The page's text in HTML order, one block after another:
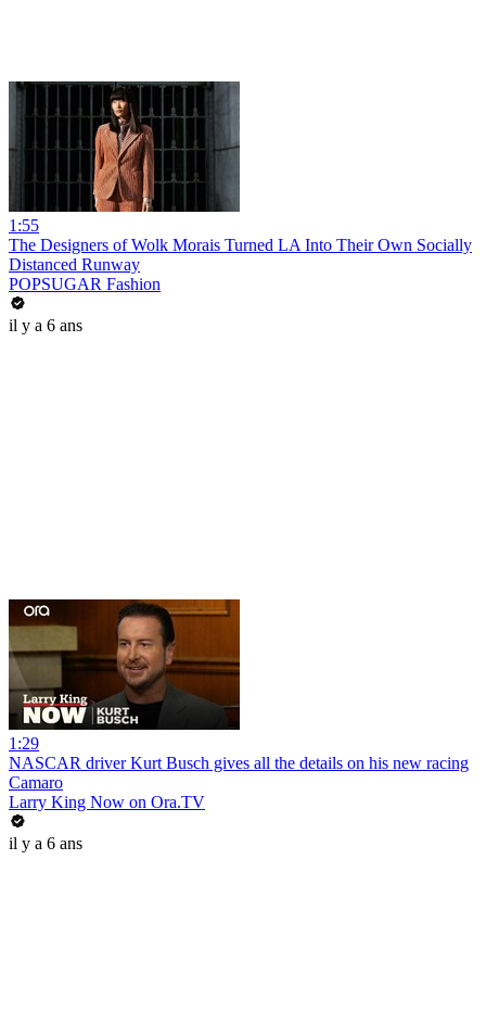
1:55
The Designers of Wolk Morais Turned LA Into Their Own Socially
Distanced Runway
POPSUGAR Fashion
il y a 6 ans
1:29
NASCAR driver Kurt Busch gives all the details on his new racing
Camaro
Larry King Now on Ora.TV
il y a 6 ans